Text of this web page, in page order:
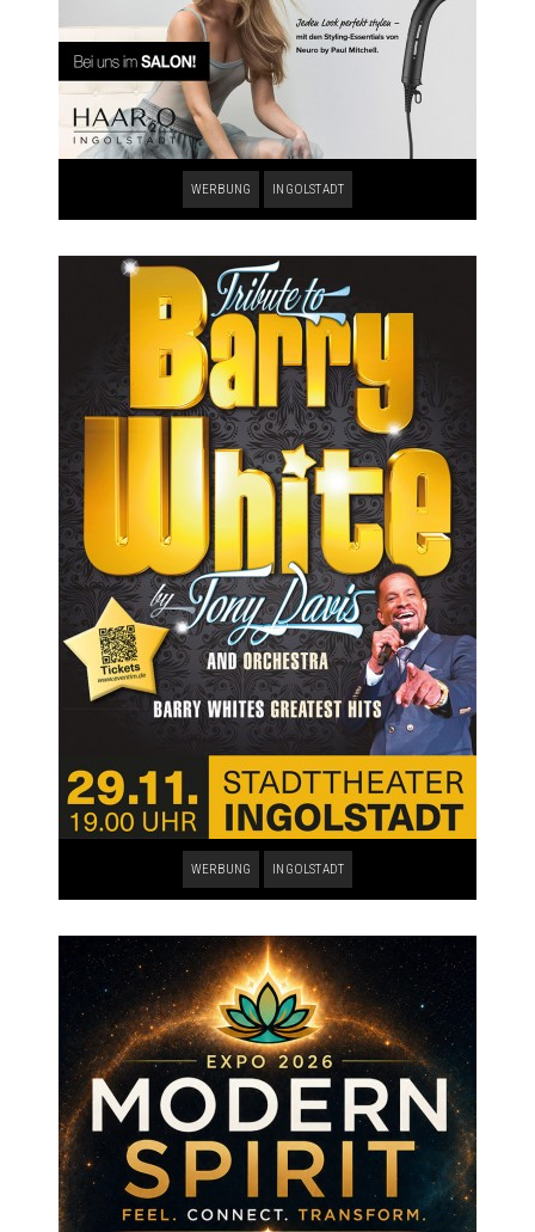
WERBUNG INGOLSTADT
WERBUNG INGOLSTADT